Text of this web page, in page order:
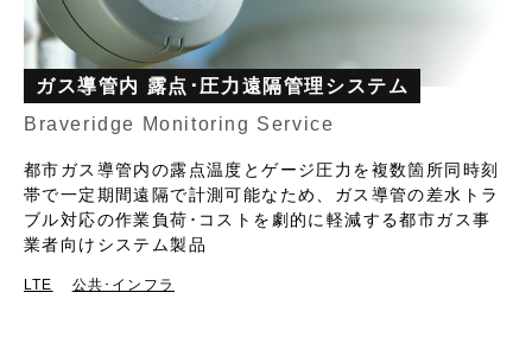
ガス導管内 露点･圧力遠隔管理システム
Braveridge Monitoring Service
都市ガス導管内の露点温度とゲージ圧力を複数箇所同時刻
帯で一定期間遠隔で計測可能なため、ガス導管の差水トラ
ブル対応の作業負荷･コストを劇的に軽減する都市ガス事
業者向けシステム製品
LTE 公共･インフラ